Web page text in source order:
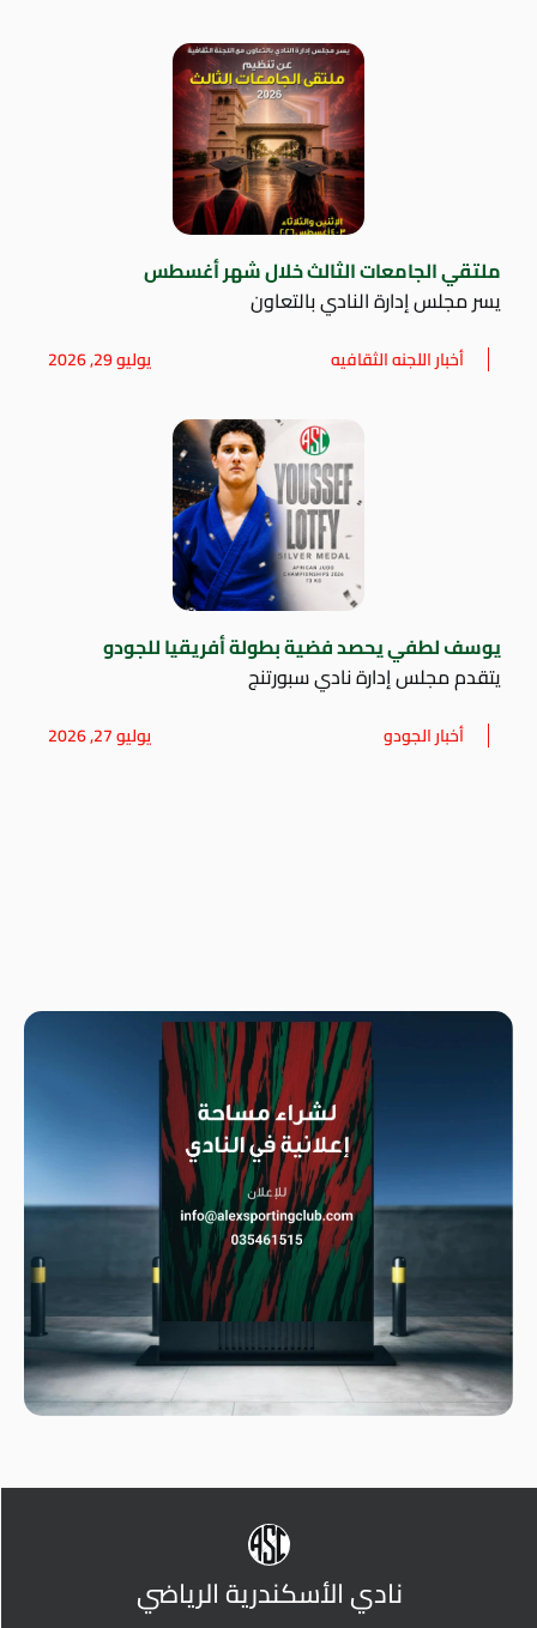
ملتقي الجامعات الثالث خلال شهر أغسطس
يسر مجلس إدارة النادي بالتعاون
أخبار اللجنه الثقافيه يوليو 29, 2026
يوسف لطفي يحصد فضية بطولة أفريقيا للجودو
يتقدم مجلس إدارة نادي سبورتنج
أخبار الجودو يوليو 27, 2026
نادي الأسكندرية الرياضي